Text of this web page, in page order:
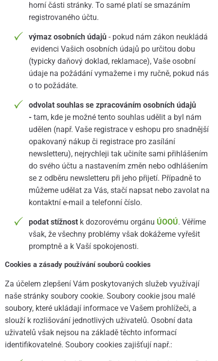
horní části stránky. To samé platí se smazáním
registrovaného účtu.
výmaz osobních údajů- pokud nám zákon neukládá
evidenci Vašich osobních údajů po určitou dobu
(typicky daňový doklad, reklamace), Vaše osobní
údaje na požádání vymažeme i my ručně, pokud nás
o to požádáte.
odvolat souhlas se zpracováním osobních údajů
- tam, kde je možné tento souhlas udělit a byl nám
udělen (např. Vaše registrace v eshopu pro snadnější
opakovaný nákup či registrace pro zasílání
newsletteru), nejrychleji tak učiníte sami přihlášením
do svého účtu a nastavením změn nebo odhlášením
se z odběru newsletteru při jeho přijetí. Případně to
můžeme udělat za Vás, stačí napsat nebo zavolat na
kontaktní e-mail a telefonní číslo.
podat stížnostk dozorovému orgánu ÚOOÚ. Věříme
však, že všechny problémy však dokážeme vyřešit
promptně a k Vaší spokojenosti.
Cookies a zásady používání souborů cookies
Za účelem zlepšení Vám poskytovaných služeb využívají
naše stránky soubory cookie. Soubory cookie jsou malé
soubory, které ukládají informace ve Vašem prohlížeči, a
slouží k rozlišování jednotlivých uživatelů. Osobní data
uživatelů však nejsou na základě těchto informací
identifikovatelné. Soubory cookies zajišťují např.: